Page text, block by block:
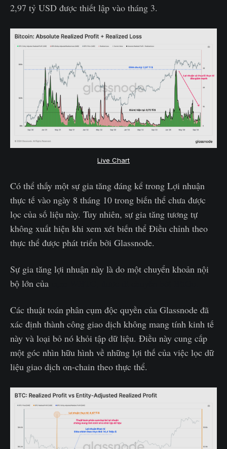
2,97 tỷ USD được thiết lập vào tháng 3.
Live Chart
Có thể thấy một sự gia tăng đáng kể trong Lợi nhuận
thực tế vào ngày 8 tháng 10 trong biến thể chưa được
lọc của số liệu này. Tuy nhiên, sự gia tăng tương tự
không xuất hiện khi xem xét biến thể Điều chỉnh theo
thực thể được phát triển bởi Glassnode.
Sự gia tăng lợi nhuận này là do một chuyển khoản nội
bộ lớn của
Các thuật toán phân cụm độc quyền của Glassnode đã
xác định thành công giao dịch không mang tính kinh tế
này và loại bỏ nó khỏi tập dữ liệu. Điều này cung cấp
một góc nhìn hữu hình về những lợi thế của việc lọc dữ
liệu giao dịch on-chain theo thực thể.